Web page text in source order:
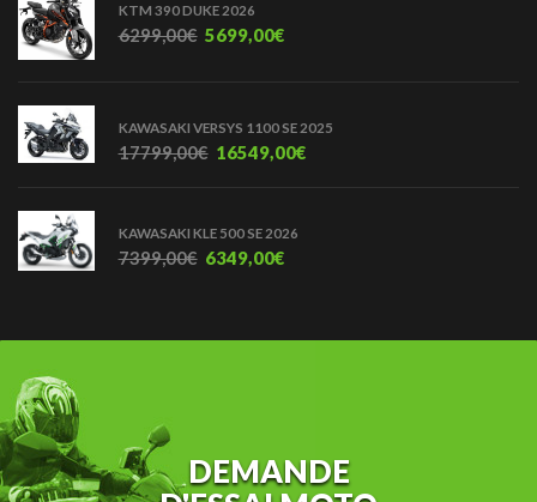
KTM 390 DUKE 2026
6299,00€ 5699,00€
KAWASAKI VERSYS 1100 SE 2025
17799,00€ 16549,00€
KAWASAKI KLE 500 SE 2026
7399,00€ 6349,00€
DEMANDE